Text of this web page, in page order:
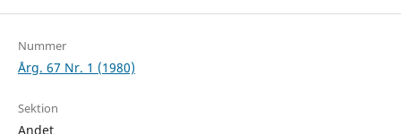
Nummer
Årg. 67 Nr. 1 (1980)
Sektion
Andet